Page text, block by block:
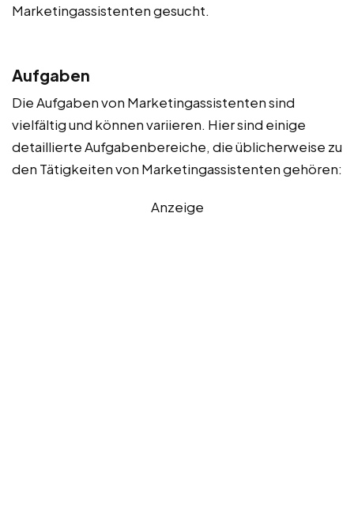
Marketingassistenten gesucht.
Aufgaben
Die Aufgaben von Marketingassistenten sind
vielfältig und können variieren. Hier sind einige
detaillierte Aufgabenbereiche, die üblicherweise zu
den Tätigkeiten von Marketingassistenten gehören:
Anzeige